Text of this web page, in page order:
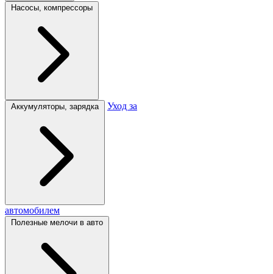
Насосы, компрессоры
Аккумуляторы, зарядка Уход за
автомобилем
Полезные мелочи в авто